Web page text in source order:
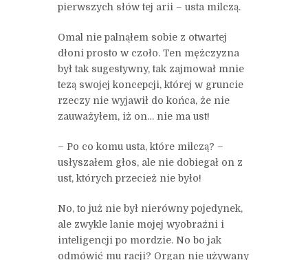
pierwszych słów tej arii – usta milczą.
Omal nie palnąłem sobie z otwartej
dłoni prosto w czoło. Ten mężczyzna
był tak sugestywny, tak zajmował mnie
tezą swojej koncepcji, której w gruncie
rzeczy nie wyjawił do końca, że nie
zauważyłem, iż on… nie ma ust!
– Po co komu usta, które milczą? –
usłyszałem głos, ale nie dobiegał on z
ust, których przecież nie było!
No, to już nie był nierówny pojedynek,
ale zwykle lanie mojej wyobraźni i
inteligencji po mordzie. No bo jak
odmówić mu racji? Organ nie używany